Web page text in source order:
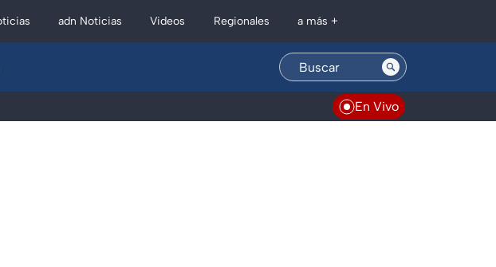
adn Noticias Videos Regionales a más +
En Vivo